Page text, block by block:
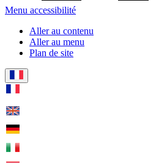
Menu accessibilité
Aller au contenu
Aller au menu
Plan de site